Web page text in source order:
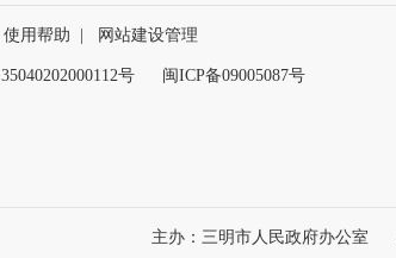
使用帮助 网站建设管理
35040202000112号 闽ICP备09005087号
主办：三明市人民政府办公室